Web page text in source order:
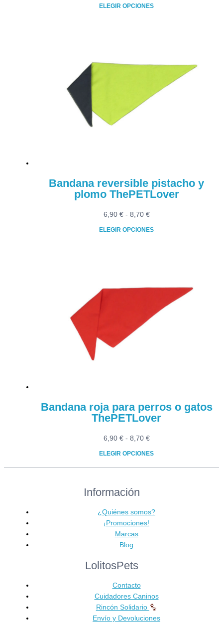
ELEGIR OPCIONES
variantes.
pueden
Bandana reversible pistacho y
plomo ThePETLover
6,90 € - 8,70 €Rango
ELEGIR OPCIONES
variantes.
pueden
Bandana roja para perros o gatos
ThePETLover
6,90 € - 8,70 €Rango
ELEGIR OPCIONES
Este
tiene
variantes.
Las
opciones
se
elegir
la
página
de
producto
Información
¿Quiénes somos?
¡Promociones!
Marcas
Blog
LolitosPets
Contacto
Cuidadores Caninos
Rincón Solidario
Envío y Devoluciones